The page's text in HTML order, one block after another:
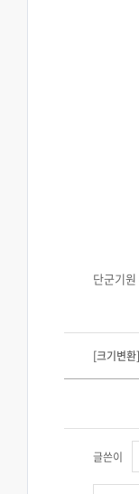
단군기
[크기변
글쓴이